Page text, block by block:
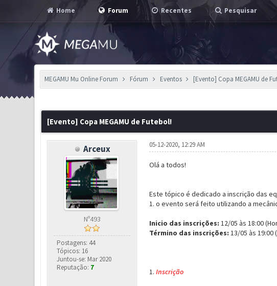
Home Forum Recentes Pesquisar
MEGAMU Mu Online Forum Fórum Eventos [Evento] Copa MEGAMU de
[Evento] Copa MEGAMU de Futebol!
Arceux
Nº493
Postagens: 44
Tópicos: 16
Juntou-se: Mar 2020
Reputação: 7
05-12-2020, 12:29 AM
Olá a todos!
Este tópico é dedicado a inscrição das
1. o evento será feito utilizando a
Inicio das inscrições: 12/05 às 18:00
Término das inscrições: 13/05 às
1. Inscrição